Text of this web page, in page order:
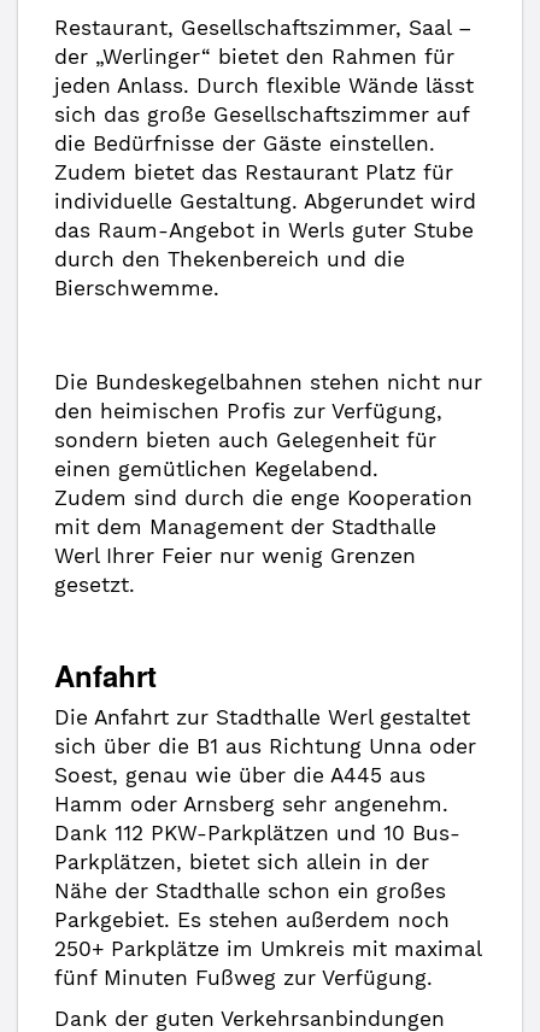
Restaurant, Gesellschaftszimmer, Saal –
der „Werlinger“ bietet den Rahmen für
jeden Anlass. Durch flexible Wände lässt
sich das große Gesellschaftszimmer auf
die Bedürfnisse der Gäste einstellen.
Zudem bietet das Restaurant Platz für
individuelle Gestaltung. Abgerundet wird
das Raum-Angebot in Werls guter Stube
durch den Thekenbereich und die
Bierschwemme.
Die Bundeskegelbahnen stehen nicht nur
den heimischen Profis zur Verfügung,
sondern bieten auch Gelegenheit für
einen gemütlichen Kegelabend.
Zudem sind durch die enge Kooperation
mit dem Management der Stadthalle
Werl Ihrer Feier nur wenig Grenzen
gesetzt.
Anfahrt
Die Anfahrt zur Stadthalle Werl gestaltet
sich über die B1 aus Richtung Unna oder
Soest, genau wie über die A445 aus
Hamm oder Arnsberg sehr angenehm.
Dank 112 PKW-Parkplätzen und 10 Bus-
Parkplätzen, bietet sich allein in der
Nähe der Stadthalle schon ein großes
Parkgebiet. Es stehen außerdem noch
250+ Parkplätze im Umkreis mit maximal
fünf Minuten Fußweg zur Verfügung.
Dank der guten Verkehrsanbindungen